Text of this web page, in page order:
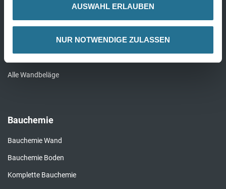
AUSWAHL ERLAUBEN
NUR NOTWENDIGE ZULASSEN
Überstreichbare Tapeten & Vliese
Alle Wandbeläge
Bauchemie
Bauchemie Wand
Bauchemie Boden
Komplette Bauchemie